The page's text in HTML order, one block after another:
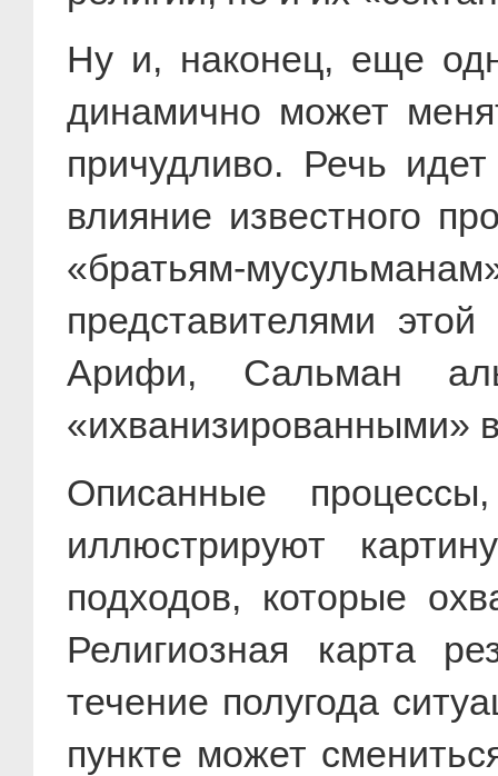
Ну и, наконец, еще
динамично может
причудливо. Речь
влияние известного
«братьям-
представителями
Арифи, Сальман
«ихванизированными»
Описанные
иллюстрируют
подходов, которые
Религиозная карта
течение полугода
пункте может